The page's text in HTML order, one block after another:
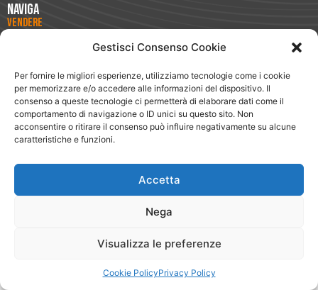
Gestisci Consenso Cookie
Per fornire le migliori esperienze, utilizziamo tecnologie come i cookie
per memorizzare e/o accedere alle informazioni del dispositivo. Il
consenso a queste tecnologie ci permetterà di elaborare dati come il
comportamento di navigazione o ID unici su questo sito. Non
acconsentire o ritirare il consenso può influire negativamente su alcune
caratteristiche e funzioni.
Accetta
Nega
Visualizza le preferenze
Cookie PolicyPrivacy Policy
Naviga
Vendere
Blog
Testimonianze
Magazine
Lavora con Noi
App
Segnala
Circuito Club
Legale
Cookie Policy